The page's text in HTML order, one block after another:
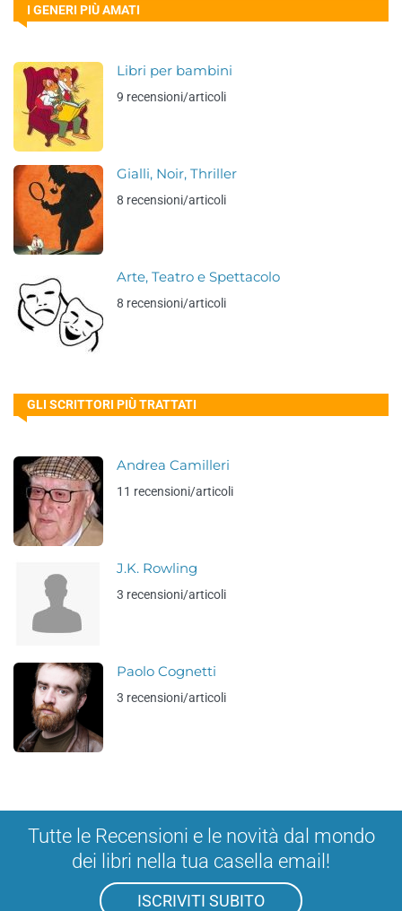
I GENERI PIÙ AMATI
Libri per bambini
9 recensioni/articoli
Gialli, Noir, Thriller
8 recensioni/articoli
Arte, Teatro e Spettacolo
8 recensioni/articoli
GLI SCRITTORI PIÙ TRATTATI
Andrea Camilleri
11 recensioni/articoli
J.K. Rowling
3 recensioni/articoli
Paolo Cognetti
3 recensioni/articoli
Tutte le Recensioni e le novità dal mondo
dei libri nella tua casella email!
ISCRIVITI SUBITO